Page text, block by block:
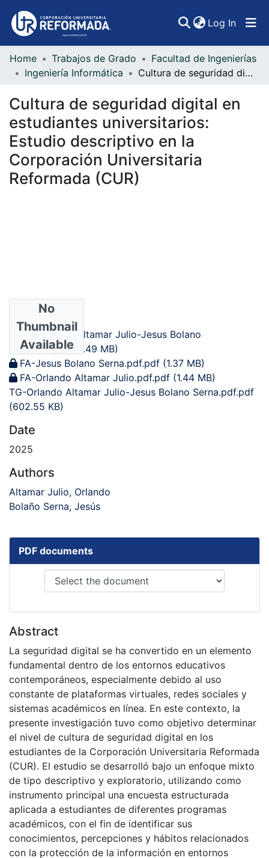
Log In
Communities & Collections
Statistics
Home Trabajos de Grado
Facultad de Ingenierías
Ingeniería Informática
Cultura de seguridad digital en estudiantes universitarios: Estudio descriptivo en la Corporación Universitaria Reformada (CUR)
Cultura de seguridad digital en
estudiantes universitarios:
Estudio descriptivo en la
Corporación Universitaria
Reformada (CUR)
No
Thumbnail
Available
CA-Orlando Altamar Julio-Jesus Bolano
Serna.pdf.pdf(2.49 MB)
FA-Jesus Bolano Serna.pdf.pdf (1.37 MB)
FA-Orlando Altamar Julio.pdf.pdf (1.44 MB)
TG-Orlando Altamar Julio-Jesus Bolano Serna.pdf.pdf
(602.55 KB)
Date
2025
Authors
Altamar Julio, Orlando
Bolaño Serna, Jesús
PDF documents
Abstract
La seguridad digital se ha convertido en un elemento
fundamental dentro de los entornos educativos
contemporáneos, especialmente debido al uso
constante de plataformas virtuales, redes sociales y
sistemas académicos en línea. En este contexto, la
presente investigación tuvo como objetivo determinar
el nivel de cultura de seguridad digital en los
estudiantes de la Corporación Universitaria Reformada
(CUR). El estudio se desarrolló bajo un enfoque mixto
de tipo descriptivo y exploratorio, utilizando como
instrumento principal una encuesta estructurada
aplicada a estudiantes de diferentes programas
académicos, con el fin de identificar sus
conocimientos, percepciones y hábitos relacionados
con la protección de la información en entornos